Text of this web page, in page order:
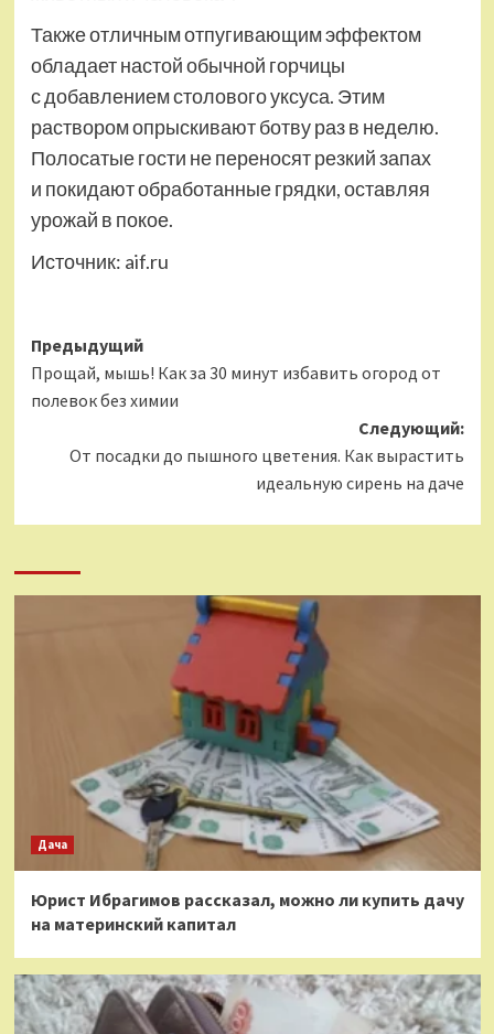
Также отличным отпугивающим эффектом
обладает настой обычной горчицы
с добавлением столового уксуса. Этим
раствором опрыскивают ботву раз в неделю.
Полосатые гости не переносят резкий запах
и покидают обработанные грядки, оставляя
урожай в покое.
Источник: aif.ru
Навигация
записи
Предыдущий
Прощай, мышь! Как за 30 минут избавить огород от
полевок без химии
Следующий:
От посадки до пышного цветения. Как вырастить
идеальную сирень на даче
Дача
Юрист Ибрагимов рассказал, можно ли купить дачу
на материнский капитал